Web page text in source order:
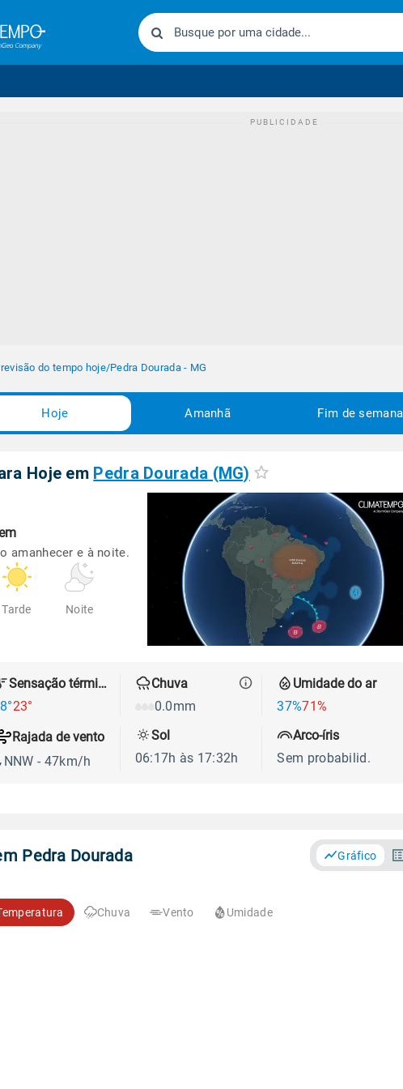
do tempo hoje/Pedra Dourada - MG
Hoje Amanhã Fim de semana
Hoje em Pedra Dourada (MG)
amanhecer e à noite.
Tarde Noite
Sensação térmica
23°
Chuva
0.0mm
Umidade do ar
37%71%
Rajada de vento
NNW - 47km/h
Sol
06:17h às 17:32h
Arco-íris
Sem probabilid.
Pedra Dourada Gráfico
Chuva Vento Umidade